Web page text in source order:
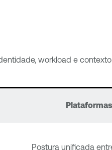
workload e
Postura unificada